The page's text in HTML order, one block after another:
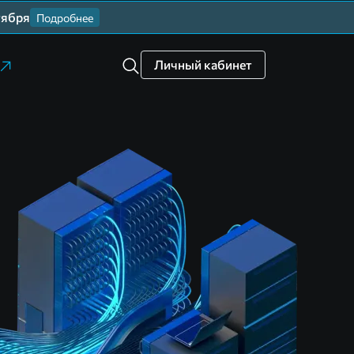
Подробнее
Личный кабинет